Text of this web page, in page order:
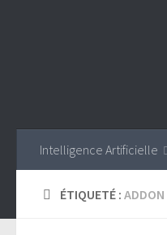
Intelligence Artificielle
ÉTIQUETÉ : ADDON